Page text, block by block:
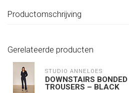
Productomschrijving
Gerelateerde producten
STUDIO ANNELOES
DOWNSTAIRS BONDED
TROUSERS – BLACK